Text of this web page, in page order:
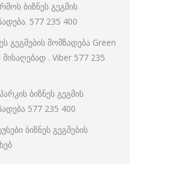
ბიზნეს გეგმის
577 235 400
გეგმების მომზადება Green
მისაღებად . Viber 577 235
ბიზნეს გეგმის
577 235 400
ბიზნეს გეგმების